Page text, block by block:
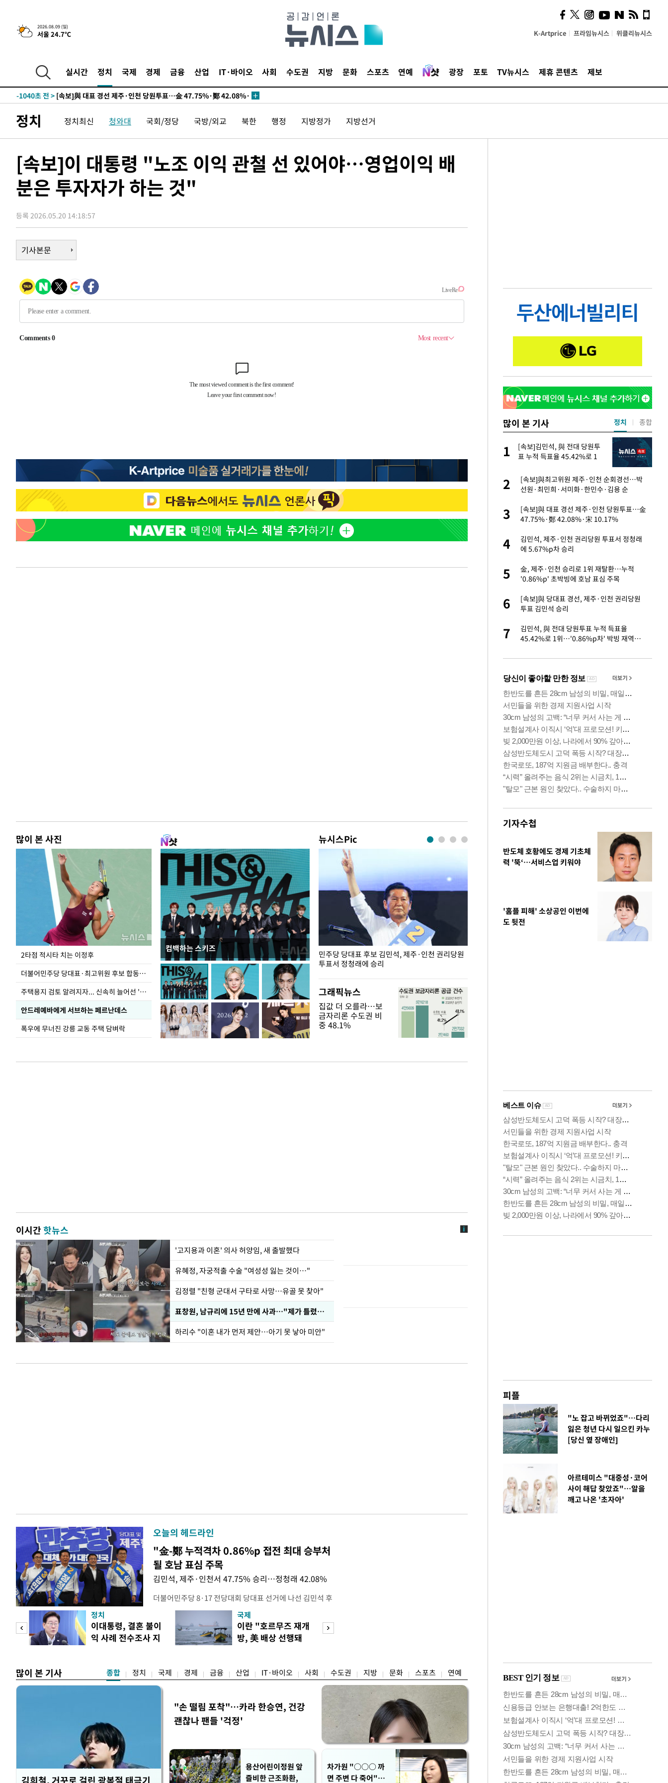
2026.08.09 (일)
서울 24.7℃ K-Artprice 프라임뉴시스 위클리뉴시스
실시간 정치 국제 경제 금융 산업 IT·바이오 사회 수도권 지방 문화 스포츠 연예 광장 포토 TV뉴시스 제휴 콘텐츠 제보
13시간 전 >[속보]뉴욕증시 상승 마감…S&P 0.6% 나스닥 1.3%↑
-10758초 전 >이란 "호르무즈 재개방 합의 근접…美 배상 선행돼야"
민수·김용 순
-1758초 전 >
[속보]김민석, 與 전대 당원투표 누적 득표율 45.42%로 1위… 정청
래 44.56%
-1040초 전 >
宋 10.17%
-574초 전 > 이강인 "아틀레티코 이적 기뻐…등번호 7번 의미보단 팀 위해 뛸 것"
1시간 전 > 낮 최고 35도 '무더위'…동해안 시간당 30㎜ '강한 비'[내일날씨]
1시간 전 >[속보]이강인 "감독님이 원하는 마음 느꼈고, 많은 트로피 원해 아틀레
2시간 전 >온열질환 사망자 3명 늘어…누적 환자 3000명 돌파
3시간 전 >강릉에 시간당 81.4㎜ 물폭탄…도로 잠기고 담벼락 붕괴
4시간 전 >백운산서 80년근 천종산삼 9뿌리 발견…감정가 1.3억원
6시간 전 >남자 농구, 나고야 아시안게임서 '홈팀' 일본과 한일전
7시간 전 >극한폭염 한풀 꺾이지만…'낮 최고 35도' 무더위, 열대야 계속[다음주
날씨]
8시간 전 >축구협회 "압수수색·성접대 논란 사과…쇄신의 기회로 삼겠다"
8시간 전 > [속보]'압수수색·성접대 논란' 축구협회 "실망과 걱정 안겨드려 죄송"
11시간 전 >'최고 37도' 폭염 지속…강원동해안 최대 150㎜ 비
[속보]與 대표 경선 제주·인천 당원투표…金 47.75%·鄭 42.08%·
이강인 "아틀레티코 이적 기뻐…등번호 7번 의미보단 팀 위해 뛸 것"
[속보]與 당대표 경선, 제주·인천 권리당원 투표 김민석 승리
3시간 전 >강릉에 시간당 81.4㎜ 물폭탄…도로 잠기고 담벼락 붕괴
4시간 전 >
백운산서 80년근 천종산삼 9뿌리 발견…감정가 1.3억원
6시간 전 >남자 농구, 나고야 아시안게임서 '홈팀' 일본과 한일전
6시간 전 >여수 오동도 해상서 모터보트 전복…1명 사망·1명 실종
7시간 전 >
극한폭염 한풀 꺾이지만…'낮 최고 35도' 무더위, 열대야 계속[다음주
날씨]
8시간 전 >축구협회 "압수수색·성접대 논란 사과…쇄신의 기회로 삼겠다"
11시간 전 >'최고 37도' 폭염 지속…강원동해안 최대 150㎜ 비
정치 정치최신 청와대 국회/정당 국방/외교 북한 행정 지방정가 지방선거
[속보]이 대통령 "노조 이익 관철 선 있어야…영업이익 배
분은 투자자가 하는 것"
등록 2026.05.20 14:18:57
기사본문
많이 본 사진
2타점 적시타 치는 이정후
더불어민주당 당대표·최고위원 후보 합동연설회
주택용지 검토 알려지자... 신속히 늘어선 '근조화환'
안드레예바에게 서브하는 페르난데스
폭우에 무너진 강릉 교동 주택 담벼락
컴백하는 스키즈
뉴시스Pic
이번주 국회에는 무슨 일이? [뉴시스국회토pic]
민주당 당대표 후보 김민석, 제주·인천 권리당원
투표서 정청래에 승리
그래픽뉴스
집값 더 오를라…보
금자리론 수도권 비
중 48.1%
이시간핫뉴스
'고지용과 이혼' 의사 허양임, 새 출발했다
유혜정, 자궁적출 수술 "여성성 잃는 것이…"
김정렬 "친형 군대서 구타로 사망…유골 못 찾아"
표창원, 남규리에 15년 만에 사과…"제가 틀렸습니다"
하리수 "이혼 내가 먼저 제안…아기 못 낳아 미안"
오늘의 헤드라인
"金-鄭 누적격차 0.86%p 접전 최대 승부처
될 호남 표심 주목
김민석, 제주·인천서 47.75% 승리…정청래 42.08%
더불어민주당 8·17 전당대회 당대표 선거에 나선 김민석 후
보가 8일 제주·인천 지역 순회경선에서 '누적 1위'를 탈환했
다. 앞서 정청래 후보 우세 지역으로 점쳐졌던 충청권과 부산
·울산·경남 경선에서 1승 1패를 주고 받은 김 후보는 이날
제주·인천 경선에서 이기며 '2승 1패'로 앞서가게 됐다. 다
정치
이대통령, 결혼 불이
익 사례 전수조사 지
국제
이란 "호르무즈 재개
방, 美 배상 선행돼
많이 본 기사 종합 정치 국제 경제 금융 산업 IT·바이오 사회 수도권 지방 문화 스포츠 연예
김희철, 거꾸로 걸린 광복절 태극기
"손 떨림 포착"…카라 한승연, 건강
괜찮나 팬들 '걱정'
용산어린이정원 앞
즐비한 근조화환,
차가원 "○○○ 까
면 주변 다 죽어"…
많이 본 기사
2
"손 떨림 포착"…카라 한승연, 건강 괜찮나
팬들 '걱정'
3
용산어린이정원 앞 즐비한 근조화환, 왜?[뉴
시스Pic]
4
차가원 "○○○ 까면 주변 다 죽어"…전세금
5
유혜정, 자궁적출 수술 고백 "여성성을 잃는
1
[속보]김민석, 與 전대 당원투
표 누적 득표율 45.42%로 1
2
[속보]與최고위원 제주·인천 순회경선…박
선원·최민희·서미화·한민수·김용 순
3
[속보]與 대표 경선 제주·인천 당원투표…金
47.75%·鄭 42.08%·宋 10.17%
4
김민석, 제주·인천 권리당원 투표서 정청래
에 5.67%p차 승리
5
金, 제주·인천 승리로 1위 재탈환…누적
'0.86%p' 초박빙에 호남 표심 주목
6
[속보]與 당대표 경선, 제주·인천 권리당원
투표 김민석 승리
7
김민석, 與 전대 당원투표 누적 득표율
45.42%로 1위…'0.86%p차' 박빙 재역전
정치 종합
기자수첩
반도체 호황에도 경제 기초체
력 '뚝‘…서비스업 키워야
'홈플 피해' 소상공인 이번에
도 뒷전
피플
"노 잡고 바뀌었죠"…다리
잃은 청년 다시 일으킨 카누
[당신 옆 장애인]
아르테미스 "대중성·코어
사이 해답 찾았죠"…알을
깨고 나온 '초자아'